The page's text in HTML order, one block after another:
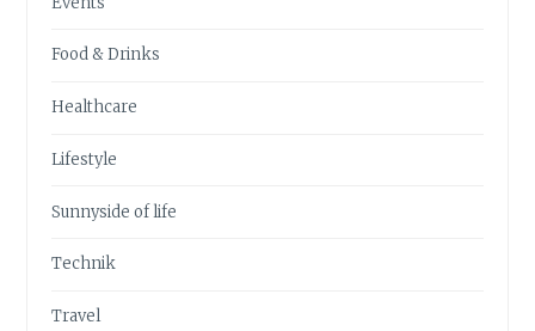
Food & Drinks
Healthcare
Lifestyle
Sunnyside of life
Technik
Travel